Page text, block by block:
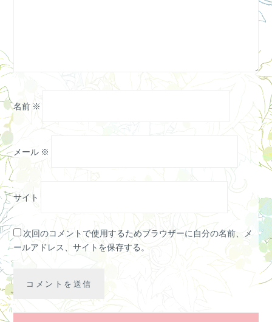
名前 ※
メール ※
サイト
次回のコメントで使用するためブラウザーに自分の名前、メ
ールアドレス、サイトを保存する。